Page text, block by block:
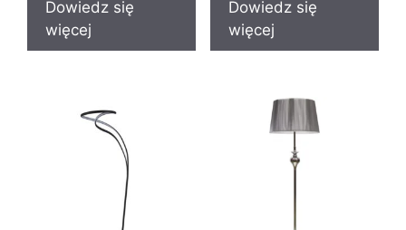
Dowiedz się
więcej
Dowiedz się
więcej